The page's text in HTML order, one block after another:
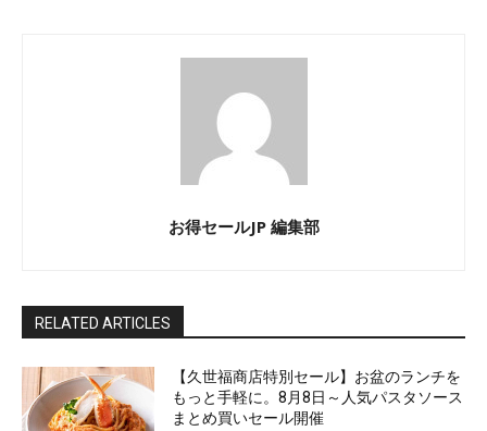
お得セールJP 編集部
RELATED ARTICLES
【久世福商店特別セール】お盆のランチを
もっと手軽に。8月8日～人気パスタソース
まとめ買いセール開催